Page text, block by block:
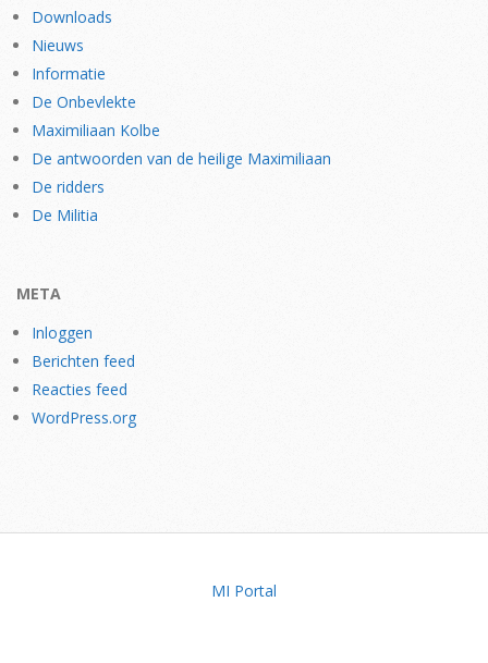
Downloads
Nieuws
Informatie
De Onbevlekte
Maximiliaan Kolbe
De antwoorden van de heilige Maximiliaan
De ridders
De Militia
META
Inloggen
Berichten feed
Reacties feed
WordPress.org
MI Portal